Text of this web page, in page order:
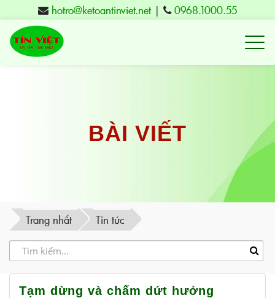
hotro@ketoantinviet.net| 0968.1000.55
Kế
Phú
Yên
tạo
Việt
-
BÀI VIẾT
Trang nhất Tin tức
Tạm dừng và chấm dứt hưởng